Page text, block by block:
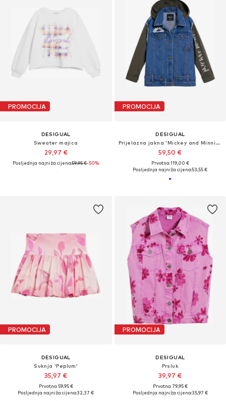
PROMOCIJA
DESIGUAL
Sweater majica
29,97 €
Posljednja najniža cijena:59,95 €-50%
PROMOCIJA
DESIGUAL
Prijelazna jakna 'Mickey and Minnie Mouse™'
59,50 €
Prvotno: 119,00 €
Posljednja najniža cijena:53,55 €
PROMOCIJA
DESIGUAL
Suknja 'Peplum'
35,97 €
Prvotno: 59,95 €
Posljednja najniža cijena:32,37 €
PROMOCIJA
DESIGUAL
Prsluk
39,97 €
Prvotno: 79,95 €
Posljednja najniža cijena:35,97 €